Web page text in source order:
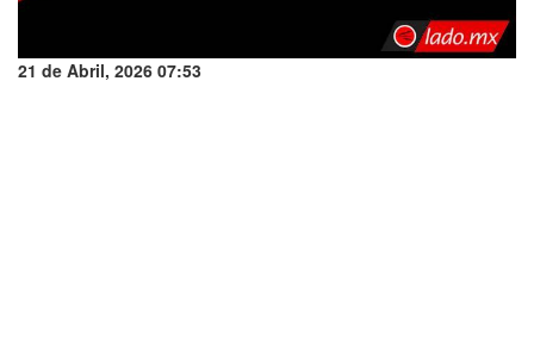
21 de Abril, 2026 07:53